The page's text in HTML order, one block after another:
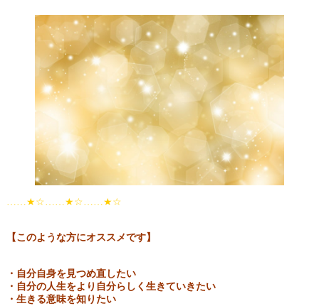
……★☆……★☆……★☆
【このような方にオススメです】
・自分自身を見つめ直したい
・自分の人生をより自分らしく生きていきたい
・生きる意味を知りたい